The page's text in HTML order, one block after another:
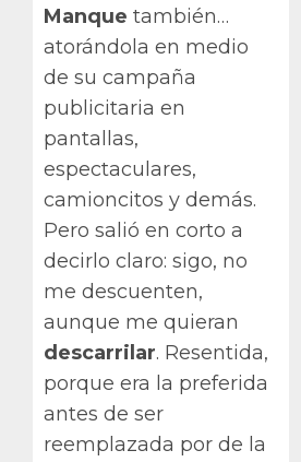
Manque también…
atorándola en medio
de su campaña
publicitaria en
pantallas,
espectaculares,
camioncitos y demás.
Pero salió en corto a
decirlo claro: sigo, no
me descuenten,
aunque me quieran
descarrilar. Resentida,
porque era la preferida
antes de ser
reemplazada por de la